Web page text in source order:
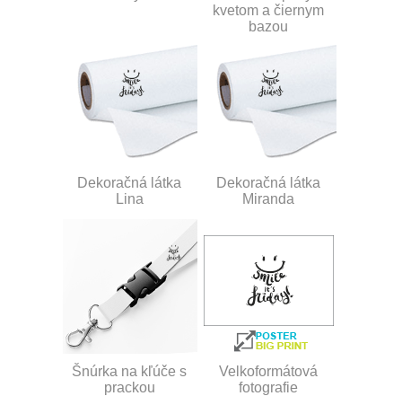
kvetom a čiernym
bazou
Dekoračná látka
Lina
Dekoračná látka
Miranda
Šnúrka na kľúče s
prackou
Velkoformátová
fotografie